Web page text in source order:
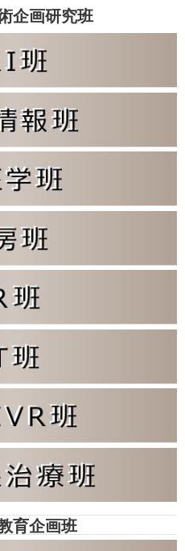
企画研究班
育企画班